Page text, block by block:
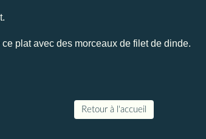
plat avec des morceaux de filet de dinde.
Retour à l'accueil